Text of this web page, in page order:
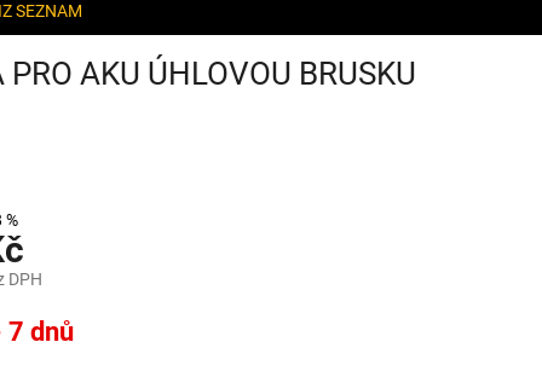
SEZNAM
AKU ÚHLOVOU BRUSKU
%
DPH
7 dnů